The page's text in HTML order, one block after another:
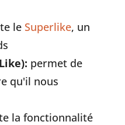
le Superlike, un
permet de
qu'il nous
la fonctionnalité